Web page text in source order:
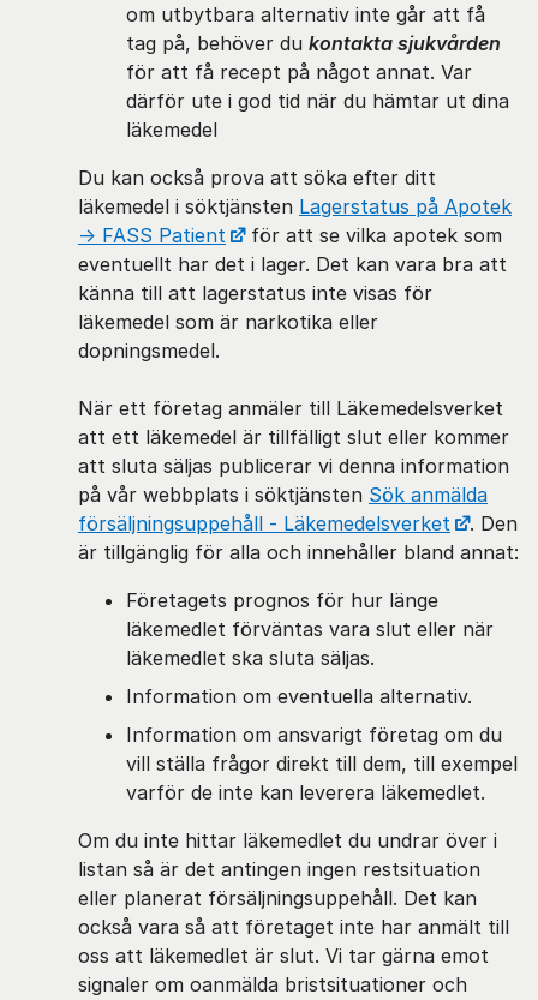
om utbytbara alternativ inte går att få
tag på, behöver du kontakta sjukvården
för att få recept på något annat. Var
därför ute i god tid när du hämtar ut dina
läkemedel
Du kan också prova att söka efter ditt
läkemedel i söktjänsten Lagerstatus på Apotek
→ FASS Patient
för att se vilka apotek som
eventuellt har det i lager. Det kan vara bra att
känna till att lagerstatus inte visas för
läkemedel som är narkotika eller
dopningsmedel.
När ett företag anmäler till Läkemedelsverket
att ett läkemedel är tillfälligt slut eller kommer
att sluta säljas publicerar vi denna information
på vår webbplats i söktjänsten Sök anmälda
försäljningsuppehåll - Läkemedelsverket
. Den
är tillgänglig för alla och innehåller bland annat:
Företagets prognos för hur länge
läkemedlet förväntas vara slut eller när
läkemedlet ska sluta säljas.
Information om eventuella alternativ.
Information om ansvarigt företag om du
vill ställa frågor direkt till dem, till exempel
varför de inte kan leverera läkemedlet.
Om du inte hittar läkemedlet du undrar över i
listan så är det antingen ingen restsituation
eller planerat försäljningsuppehåll. Det kan
också vara så att företaget inte har anmält till
oss att läkemedlet är slut. Vi tar gärna emot
signaler om oanmälda bristsituationer och